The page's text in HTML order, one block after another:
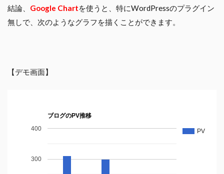
結論、 Google Chartを使うと、特にWordPressのプラグイン
無しで、次のようなグラフを描くことができます。
【デモ画面】
ブログのPV推移
PV
300
400